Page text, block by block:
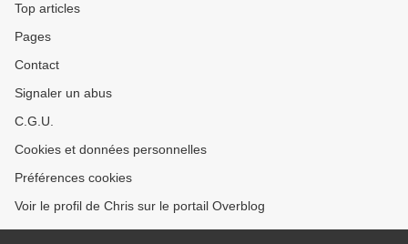
Top articles
Pages
Contact
Signaler un abus
C.G.U.
Cookies et données personnelles
Préférences cookies
Voir le profil de Chris sur le portail Overblog